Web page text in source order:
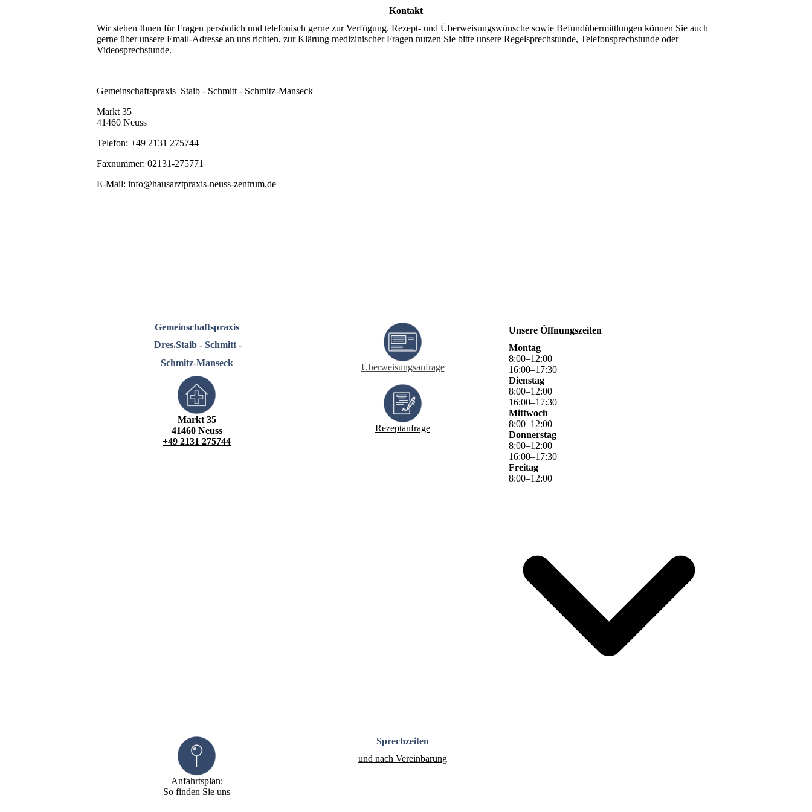
Kontakt
Wir stehen Ihnen für Fragen persönlich und telefonisch gerne zur Verfügung. Rezept- und Überweisungswünsche sowie Befundübermittlungen können Sie auch
gerne über unsere Email-Adresse an uns richten, zur Klärung medizinischer Fragen nutzen Sie bitte unsere Regelsprechstunde, Telefonsprechstunde oder
Videosprechstunde.
Gemeinschaftspraxis Staib - Schmitt - Schmitz-Manseck
Markt 35
41460 Neuss
Telefon: +49 2131 275744
Faxnummer: 02131-275771
E-Mail: info@hausarztpraxis-neuss-zentrum.de
Gemeinschaftspraxis
Dres.Staib - Schmitt -
Schmitz-Manseck
Markt 35
41460 Neuss
+49 2131 275744
Überweisungsanfrage
Rezeptanfrage
Unsere Öffnungszeiten
Montag
8:00–12:00
16:00–17:30
Dienstag
8:00–12:00
16:00–17:30
Mittwoch
8:00–12:00
Donnerstag
8:00–12:00
16:00–17:30
Freitag
8:00–12:00
Anfahrtsplan:
So finden Sie uns
Sprech­zeiten
und nach Vereinbarung